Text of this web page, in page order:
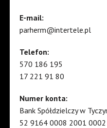
E-mail:
parherm@intertele.pl
Telefon:
570 186 195
17 221 91 80
Numer konta:
Bank Spółdzielczy w
52 9164 0008 2001